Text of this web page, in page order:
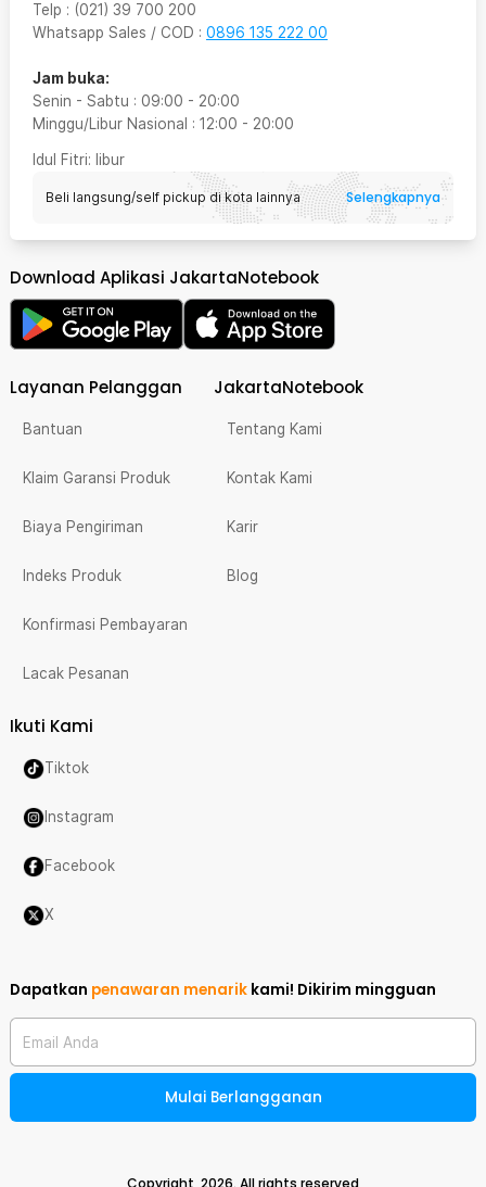
Telp : (021) 39 700 200
Whatsapp Sales / COD : 0896 135 222 00
Jam buka:
Senin - Sabtu : 09:00 - 20:00
Minggu/Libur Nasional : 12:00 - 20:00
Idul Fitri: libur
Beli langsung/self pickup di kota lainnya Selengkapnya
Download Aplikasi JakartaNotebook
Layanan Pelanggan
Bantuan
Klaim Garansi Produk
Biaya Pengiriman
Indeks Produk
Konfirmasi Pembayaran
Lacak Pesanan
JakartaNotebook
Tentang Kami
Kontak Kami
Karir
Blog
Ikuti Kami
Tiktok
Instagram
Facebook
X
Dapatkan penawaran menarik kami! Dikirim mingguan
Email Anda
Mulai Berlangganan
Copyright, 2026. All rights reserved